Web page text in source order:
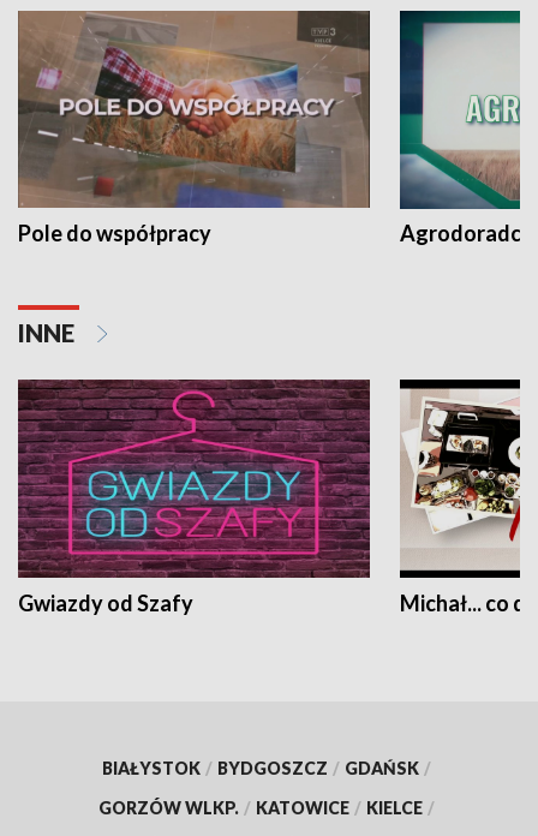
Pole do współpracy Agrodoradcy
INNE
Gwiazdy od Szafy Michał... co
BIAŁYSTOK / BYDGOSZCZ / GDAŃSK /
GORZÓW WLKP. / KATOWICE / KIELCE /